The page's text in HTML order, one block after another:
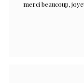
merci beaucoup,